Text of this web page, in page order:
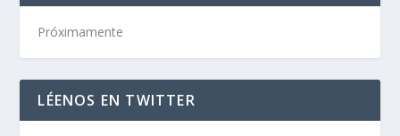
Próximamente
LÉENOS EN TWITTER